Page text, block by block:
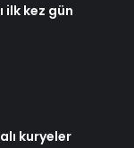
ilk kez gün
kuryeler